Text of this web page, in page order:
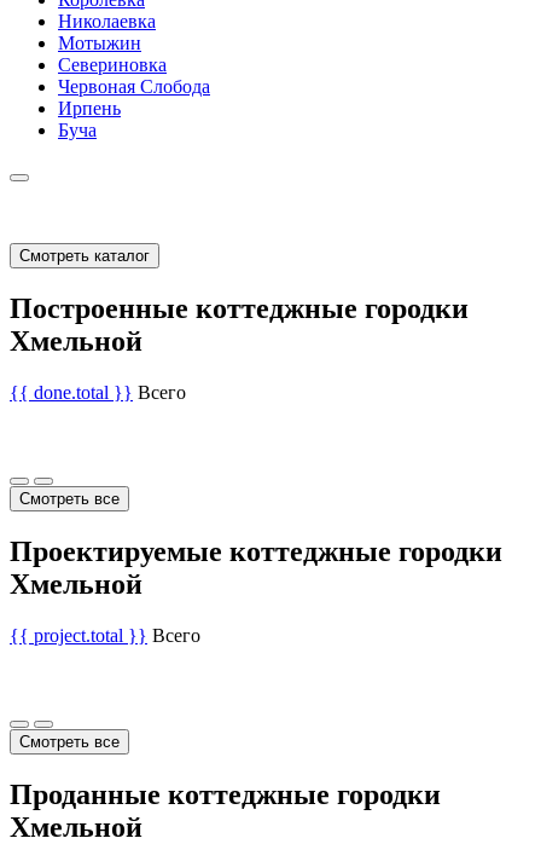
Николаевка
Мотыжин
Севериновка
Червоная Слобода
Ирпень
Буча
Смотреть каталог
Построенные коттеджные городки
Хмельной
{{ done.total }} Всего
Смотреть все
Проектируемые коттеджные городки
Хмельной
{{ project.total }} Всего
Смотреть все
Проданные коттеджные городки
Хмельной